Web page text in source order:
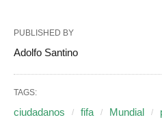
PUBLISHED BY
Adolfo Santino
TAGS:
ciudadanos fifa Mundial